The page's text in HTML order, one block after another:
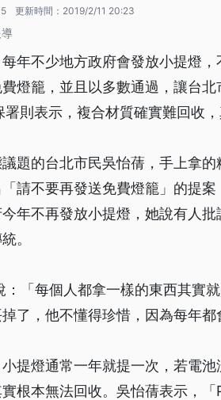
更新時間： 2019/2/11 20:23
年不少地方政府會發放小提燈
燈籠，並且以多數通過，讓台
則表示，複合材質確實難回收，
題的台北市民吳怡蒨，手上拿
請不要再發送免費燈籠」的提
年不再發放小提燈，她說有人
。
：「每個人都拿一樣的東西其實
了，他不懂得珍惜，因為每年都
提燈通常一年就提一次，若電
根本無法回收。吳怡蒨表示，